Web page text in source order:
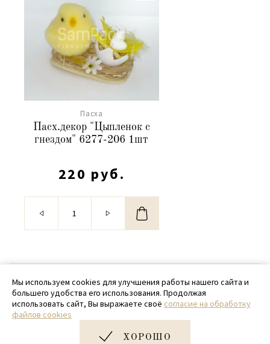
Пасха
Пасх.декор "Цыпленок с
гнездом" 6277-206 1шт
220 руб.
© 2020 - 2026 SamPack
+ 7 (918) 699-97-87
zakaz@sampack.store
Мы используем cookies для улучшения работы нашего сайта и
большего удобства его использования. Продолжая
использовать сайт, Вы выражаете своё согласие на обработку
файлов cookies
ХОРОШО